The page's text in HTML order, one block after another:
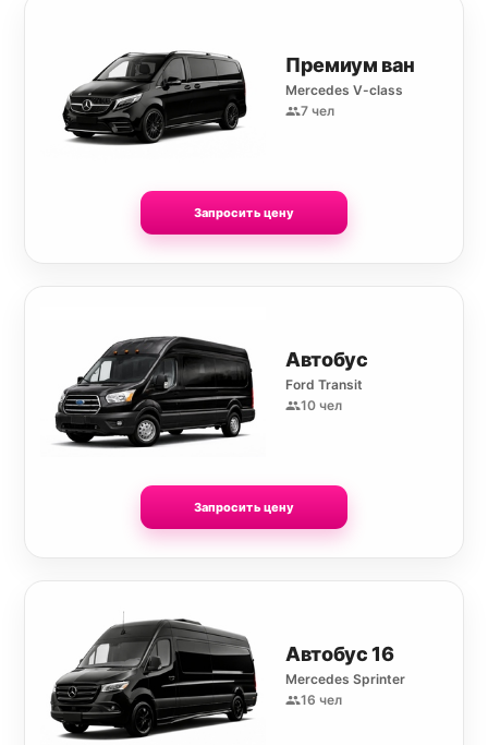
Премиум ван
Mercedes V-class
7 чел
Запросить цену
Автобус
Ford Transit
10 чел
Запросить цену
Автобус 16
Mercedes Sprinter
16 чел